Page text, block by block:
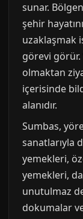
sunar.
şehir
uzaklaşmak
görevi
olmaktan
içerisinde
alanıdır.
Sumbas,
sanatlarıyla
yemekleri,
yemekleri,
unutulmaz
dokumalar